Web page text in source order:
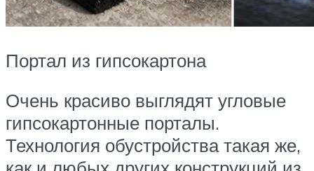
Портал из гипсокартона
Очень красиво выглядят угловые
гипсокартонные порталы.
Технология обустройства такая же,